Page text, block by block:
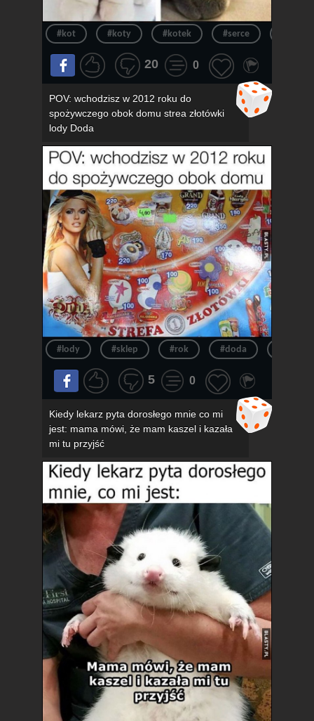
#kot #koty #kotek #serce
20 0
POV: wchodzisz w 2012 roku do
spożywczego obok domu strea złotówki
lody Doda
#lody #sklep #rok #doda
5 0
Kiedy lekarz pyta dorosłego mnie co mi
jest: mama mówi, że mam kaszel i kazała
mi tu przyjść